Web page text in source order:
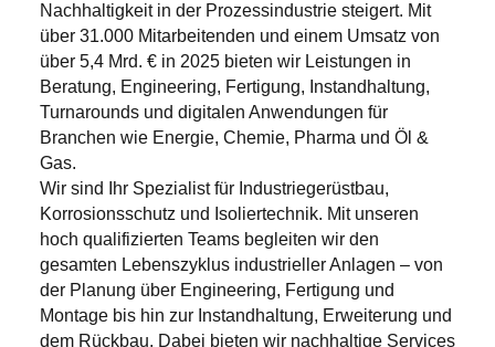
Nachhaltigkeit in der Prozessindustrie steigert. Mit
über 31.000 Mitarbeitenden und einem Umsatz von
über 5,4 Mrd. € in 2025 bieten wir Leistungen in
Beratung, Engineering, Fertigung, Instandhaltung,
Turnarounds und digitalen Anwendungen für
Branchen wie Energie, Chemie, Pharma und Öl &
Gas.
Wir sind Ihr Spezialist für Industriegerüstbau,
Korrosionsschutz und Isoliertechnik. Mit unseren
hoch qualifizierten Teams begleiten wir den
gesamten Lebenszyklus industrieller Anlagen – von
der Planung über Engineering, Fertigung und
Montage bis hin zur Instandhaltung, Erweiterung und
dem Rückbau. Dabei bieten wir nachhaltige Services